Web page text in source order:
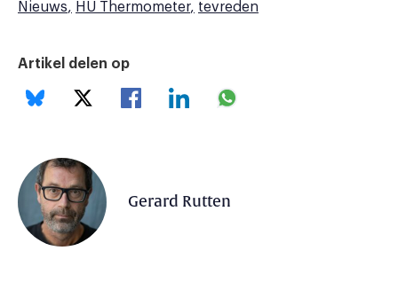
Nieuws
HU Thermometer tevreden
Artikel delen op
Gerard Rutten